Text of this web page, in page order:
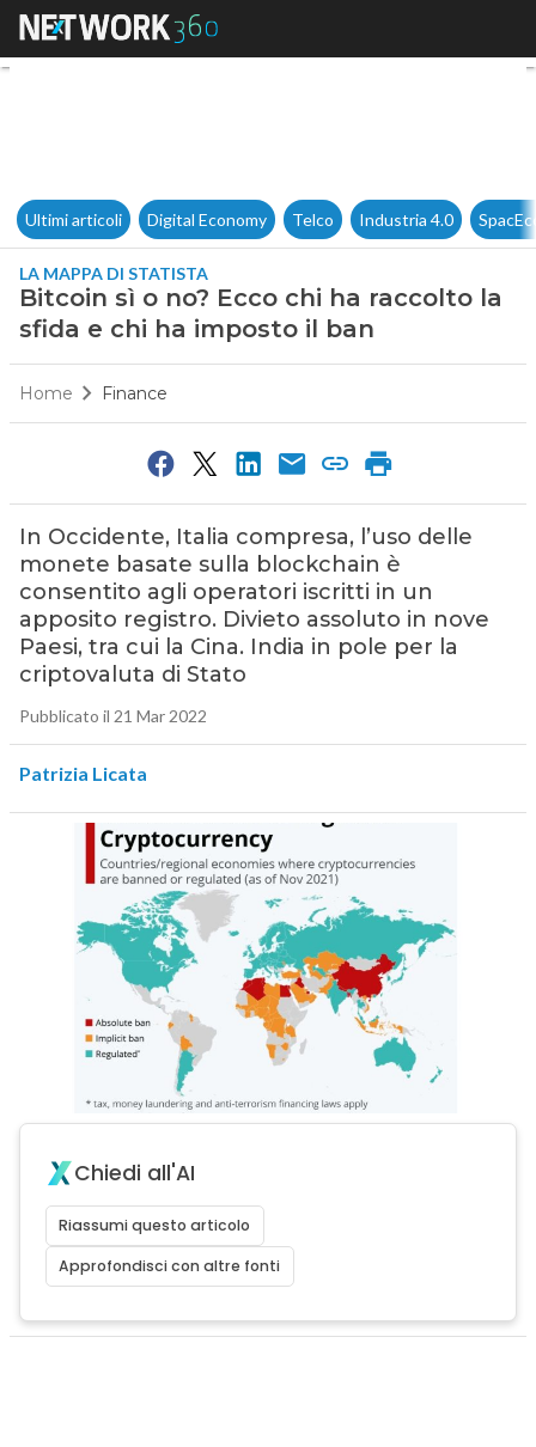
Bitcoin sì o no? Ecco chi ha
Ultimi articoli Digital Economy Telco Industria 4.0
LA MAPPA DI STATISTA
Bitcoin sì o no? Ecco chi ha raccolto la
sfida e chi ha imposto il ban
Home Finance
In Occidente, Italia compresa, l’uso delle
monete basate sulla blockchain è
consentito agli operatori iscritti in un
apposito registro. Divieto assoluto in nove
Paesi, tra cui la Cina. India in pole per la
criptovaluta di Stato
Pubblicato il 21 Mar 2022
Patrizia Licata
Chiedi all'AI
Riassumi questo articolo
Approfondisci con altre fonti